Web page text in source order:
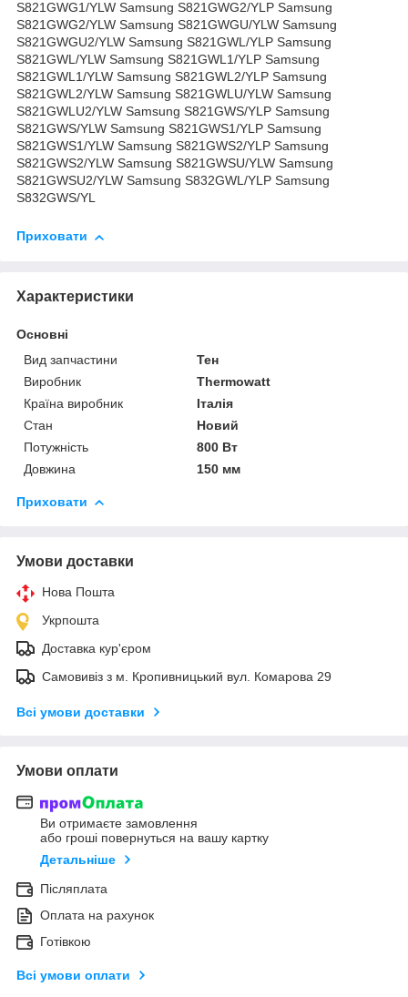
S821GWG1/YLW Samsung S821GWG2/YLP Samsung
S821GWG2/YLW Samsung S821GWGU/YLW Samsung
S821GWGU2/YLW Samsung S821GWL/YLP Samsung
S821GWL/YLW Samsung S821GWL1/YLP Samsung
S821GWL1/YLW Samsung S821GWL2/YLP Samsung
S821GWL2/YLW Samsung S821GWLU/YLW Samsung
S821GWLU2/YLW Samsung S821GWS/YLP Samsung
S821GWS/YLW Samsung S821GWS1/YLP Samsung
S821GWS1/YLW Samsung S821GWS2/YLP Samsung
S821GWS2/YLW Samsung S821GWSU/YLW Samsung
S821GWSU2/YLW Samsung S832GWL/YLP Samsung
S832GWS/YL
Приховати
Характеристики
Основні
Вид запчастини
Тен
Виробник
Thermowatt
Країна виробник
Італія
Стан
Новий
Потужність
800 Вт
Довжина
150 мм
Приховати
Умови доставки
Нова Пошта
Укрпошта
Доставка кур'єром
Самовивіз з м. Кропивницький вул. Комарова 29
Всі умови доставки
Умови оплати
Ви отримаєте замовлення
або гроші повернуться на вашу картку
Детальніше
Післяплата
Оплата на рахунок
Готівкою
Всі умови оплати